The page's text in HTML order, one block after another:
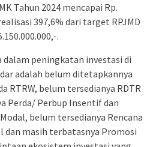
Tahun 2024 mencapai Rp.
397,6% dari target RPJMD
.
dalam peningkatan investasi di
adalah belum ditetapkannya
RTRW, belum tersedianya RDTR
Perda/ Perbup Insentif dan
belum tersedianya Rencana
dan masih terbatasnya Promosi